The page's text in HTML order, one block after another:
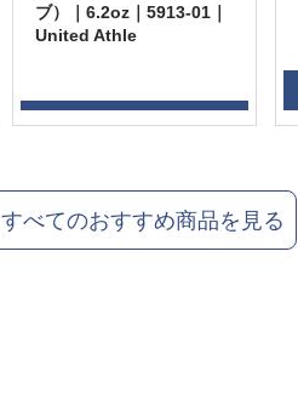
ブ）｜6.2oz｜5913-01｜
United Athle
すべてのおすすめ商品を見る